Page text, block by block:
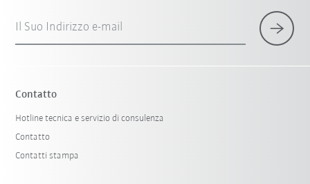
Il Suo Indirizzo e-mail
Contatto
Hotline tecnica e servizio di consulenza
Contatto
Contatti stampa